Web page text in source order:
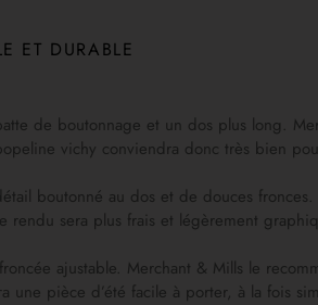
ET DURABLE
de boutonnage et un dos plus long.
vichy conviendra donc très bien
boutonné au dos et de douces
sera plus frais et légèrement
ajustable. Merchant & Mills le
pièce d’été facile à porter, à la fois